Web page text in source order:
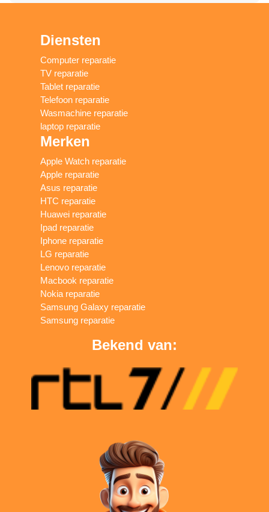
Diensten
Computer reparatie
TV reparatie
Tablet reparatie
Telefoon reparatie
Wasmachine reparatie
laptop reparatie
Merken
Apple Watch reparatie
Apple reparatie
Asus reparatie
HTC reparatie
Huawei reparatie
Ipad reparatie
Iphone reparatie
LG reparatie
Lenovo reparatie
Macbook reparatie
Nokia reparatie
Samsung Galaxy reparatie
Samsung reparatie
Bekend van: